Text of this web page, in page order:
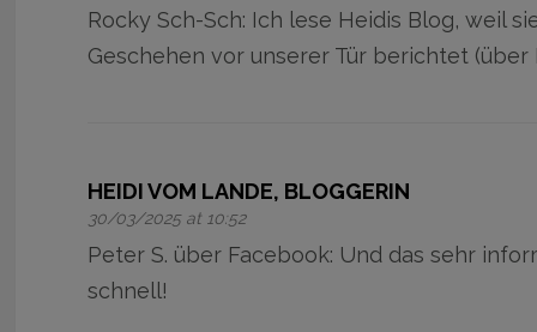
Rocky Sch-Sch: Ich lese Heidis Blog, weil
Geschehen vor unserer Tür berichtet (über
HEIDI VOM LANDE, BLOGGERIN
30/03/2025 at 10:52
Peter S. über Facebook: Und das sehr
schnell!